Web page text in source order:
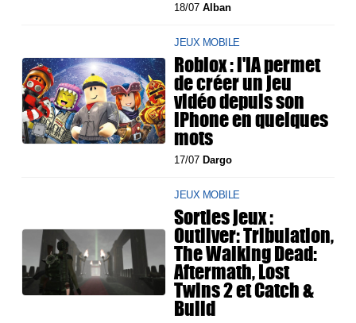
18/07Alban
JEUX MOBILE
Roblox : l'IA permet
de créer un jeu
vidéo depuis son
iPhone en quelques
mots
17/07Dargo
JEUX MOBILE
Sorties jeux :
Outliver: Tribulation,
The Walking Dead:
Aftermath, Lost
Twins 2 et Catch &
Build